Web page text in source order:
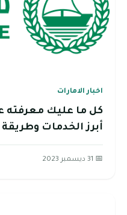
اخبار الامارات
كل ما عليك معرفته
أبرز الخدمات
📅 31 ديسمبر 2023